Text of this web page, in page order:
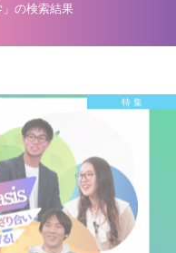
の検索結果
特 集